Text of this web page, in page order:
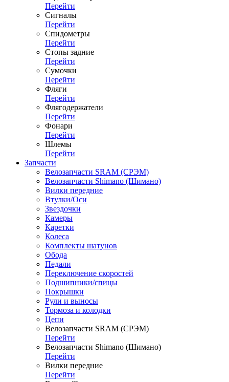
Перейти
Сигналы
Перейти
Спидометры
Перейти
Стопы задние
Перейти
Сумочки
Перейти
Фляги
Перейти
Флягодержатели
Перейти
Фонари
Перейти
Шлемы
Перейти
Запчасти
Велозапчасти SRAM (СРЭМ)
Велозапчасти Shimano (Шимано)
Вилки передние
Втулки/Оси
Звездочки
Камеры
Каретки
Колеса
Комплекты шатунов
Обода
Педали
Переключение скоростей
Подшипники/спицы
Покрышки
Рули и выносы
Тормоза и колодки
Цепи
Велозапчасти SRAM (СРЭМ)
Перейти
Велозапчасти Shimano (Шимано)
Перейти
Вилки передние
Перейти